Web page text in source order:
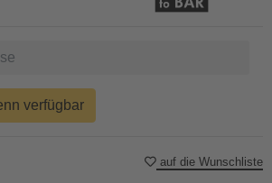
verfügbar
auf die Wunschliste